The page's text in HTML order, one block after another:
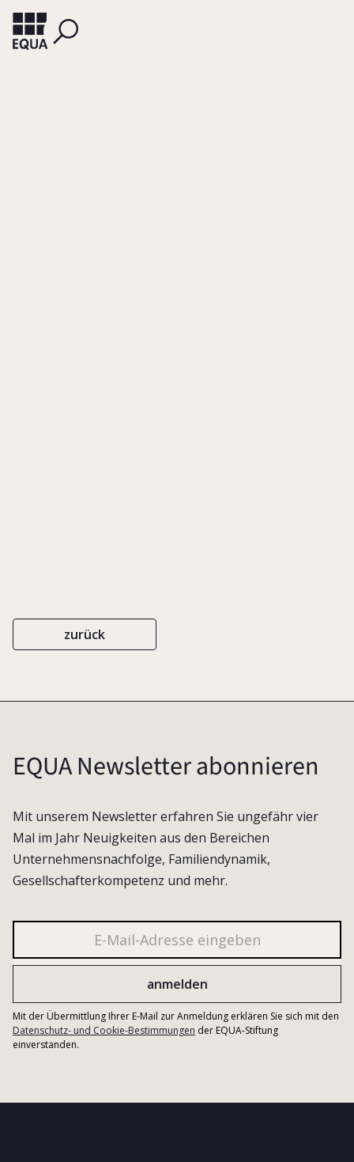
zurück
EQUA Newsletter abonnieren
Mit unserem Newsletter erfahren Sie ungefähr vier
Mal im Jahr Neuigkeiten aus den Bereichen
Unternehmensnachfolge, Familiendynamik,
Gesellschafterkompetenz und mehr.
Mit der Übermittlung Ihrer E-Mail zur Anmeldung erklären Sie sich mit den
Datenschutz- und Cookie-Bestimmungen der EQUA-Stiftung
einverstanden.